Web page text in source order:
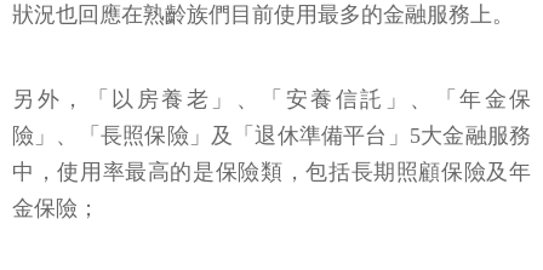
狀況也回應在熟齡族們目前使用最多的金融服務上。
另外，「以房養老」、「安養信託」、「年金保
險」、「長照保險」及「退休準備平台」5大金融服務
中，使用率最高的是保險類，包括長期照顧保險及年
金保險；